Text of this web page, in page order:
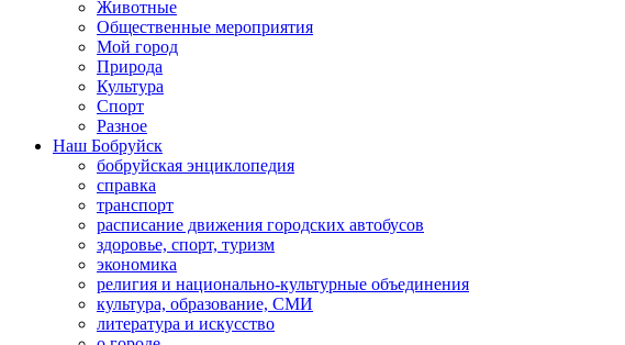
Животные
Общественные мероприятия
Мой город
Природа
Культура
Спорт
Разное
Наш Бобруйск
бобруйская энциклопедия
справка
транспорт
расписание движения городских автобусов
здоровье, спорт, туризм
экономика
религия и национально-культурные объединения
культура, образование, СМИ
литература и искусство